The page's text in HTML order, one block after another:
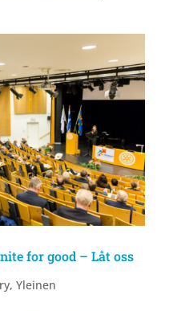
for good – Låt oss
, Yleinen